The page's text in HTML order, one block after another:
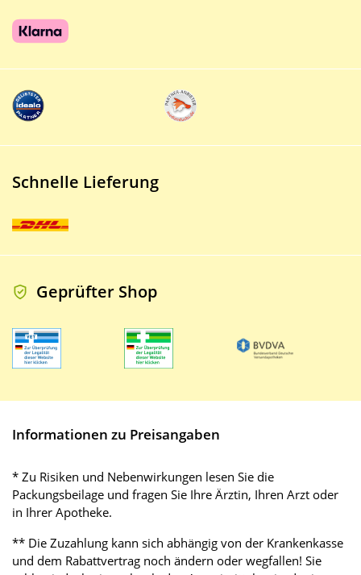
Schnelle Lieferung
Geprüfter Shop
Informationen zu Preisangaben
* Zu Risiken und Nebenwirkungen lesen Sie die
Packungsbeilage und fragen Sie Ihre Ärztin, Ihren Arzt oder
in Ihrer Apotheke.
** Die Zuzahlung kann sich abhängig von der Krankenkasse
und dem Rabattvertrag noch ändern oder wegfallen! Sie